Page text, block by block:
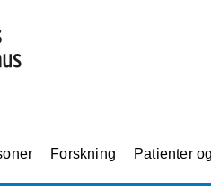
Forskning Patienter